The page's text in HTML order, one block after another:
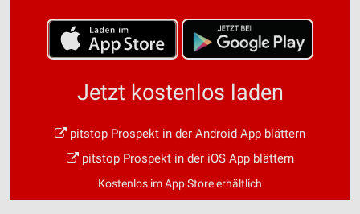
Jetzt kostenlos laden
pitstop Prospekt in der Android App blättern
pitstop Prospekt in der iOS App blättern
Kostenlos im App Store erhältlich